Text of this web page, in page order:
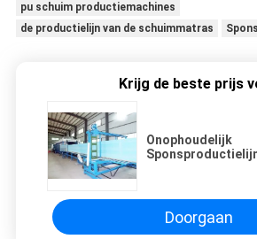
pu schuim productiemachines
de productielijn van de schuimmatras
Krijg de beste prijs
Onophoudelijk
Doorgaan